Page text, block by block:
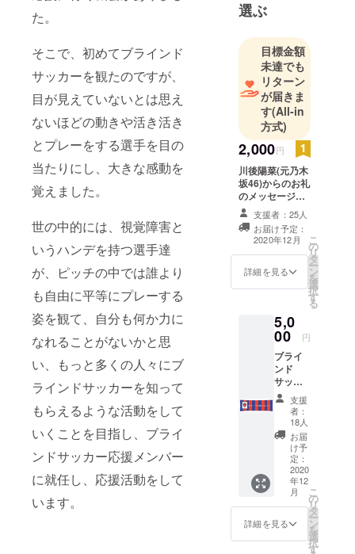
た。
そこで、初めてブラインド
サッカーを観たのですが、
目が見えていないとは思え
ないほどの動きや活き活き
とプレーをする選手を目の
当たりにし、大きな感動を
覚えました。
世の中的には、視覚障害と
いうハンデを持つ選手達
が、ピッチの中では誰より
も自由に平等にプレーする
姿を観て、自分も何か力に
なれることがないかと思
い、もっと多くの人々にブ
ラインドサッカーを知って
もらえるような活動をして
いくことを目指し、ブライ
ンドサッカー応援メンバー
に就任し、応援活動をして
います。
シーです。
この領域に
おいて10年
以上の経験
を持つルグ
ランでは、
ユーザーエ
クスペリエ
ンスを起点
としたサイ
ト構築をは
じめ、マー
ケティング
施策全体を
す。
選ぶ
目標金額
未達でも
リターン
が届きま
す(All-in
方式)
2,000円
川後陽菜(元乃木
坂46)からのお礼
のメッセージに
なります。 ブラ
インドサッカー
に対する思いや
今後の目標など
についてなどの
お礼をお送りさ
支援者：25人
お届け予定：
2020年12月
詳細を見る
こ
の
リ
タ
ー
ン
を
選
択
す
る
5,0
00 円
ブライ
ンド
サッ
カー
「アク
×KPMG
2020
カッ
プ」に
参加す
るチー
ムを応
援する
横断幕
を作成
支援
者：
18人
お届
け予
定：
2020
年12
月
詳細を見る
こ
の
リ
タ
ー
ン
を
選
択
す